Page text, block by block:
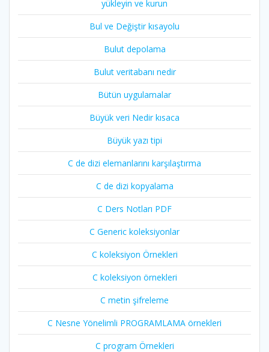
yükleyin ve kurun
Bul ve Değiştir kısayolu
Bulut depolama
Bulut veritabanı nedir
Bütün uygulamalar
Büyük veri Nedir kısaca
Büyük yazı tipi
C de dizi elemanlarını karşılaştırma
C de dizi kopyalama
C Ders Notları PDF
C Generic koleksiyonlar
C koleksiyon Örnekleri
C koleksiyon örnekleri
C metin şifreleme
C Nesne Yönelimli PROGRAMLAMA örnekleri
C program Örnekleri